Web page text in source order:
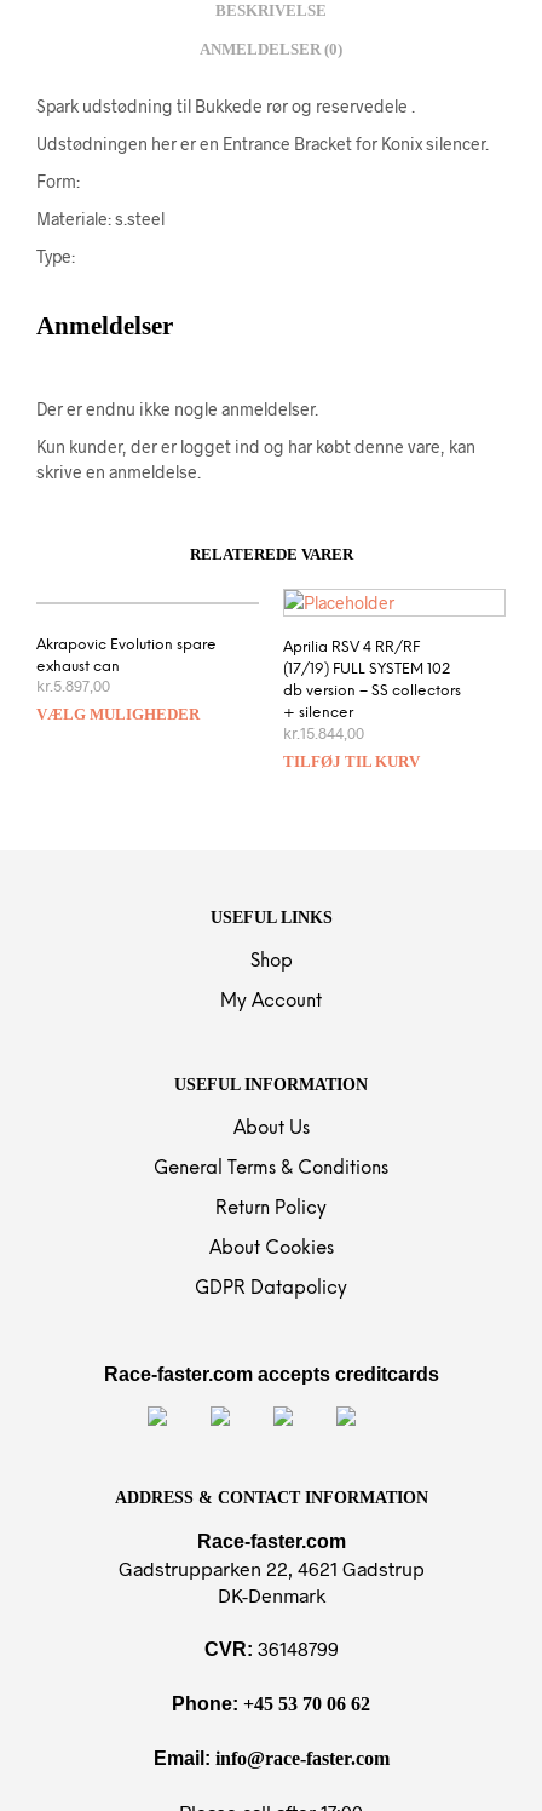
BESKRIVELSE
ANMELDELSER (0)
Spark udstødning til Bukkede rør og reservedele .
Udstødningen her er en Entrance Bracket for Konix silencer.
Form:
Materiale: s.steel
Type:
Anmeldelser
Der er endnu ikke nogle anmeldelser.
Kun kunder, der er logget ind og har købt denne vare, kan
skrive en anmeldelse.
RELATEREDE VARER
Akrapovic Evolution spare
exhaust can
kr.5.897,00
VÆLG MULIGHEDER
Aprilia RSV 4 RR/RF
(17/19) FULL SYSTEM 102
db version – SS collectors
+ silencer
kr.15.844,00
TILFØJ TIL KURV
USEFUL LINKS
Shop
My Account
USEFUL INFORMATION
About Us
General Terms & Conditions
Return Policy
About Cookies
GDPR Datapolicy
Race-faster.com accepts creditcards
ADDRESS & CONTACT INFORMATION
Race-faster.com
Gadstrupparken 22, 4621 Gadstrup
DK-Denmark
CVR: 36148799
Phone: +45 53 70 06 62
Email: info@race-faster.com